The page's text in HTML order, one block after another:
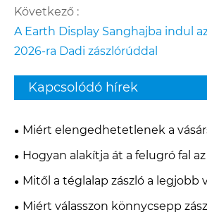
Következő :
A Earth Display Sanghajba indul
2026-ra Dadi zászlórúddal
Kapcsolódó hírek
Miért elengedhetetlenek a
márkapromócióhoz?
Hogyan alakítja át a felugró fal
és marketingélményét?
Mitől a téglalap zászló a legjobb
modern reklámozáshoz és
Miért válasszon könnycsepp